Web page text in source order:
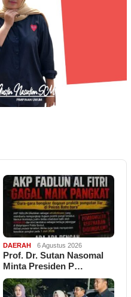
DAERAH 6 Agustus 2026
Prof. Dr. Sutan Nasomal
Minta Presiden P…